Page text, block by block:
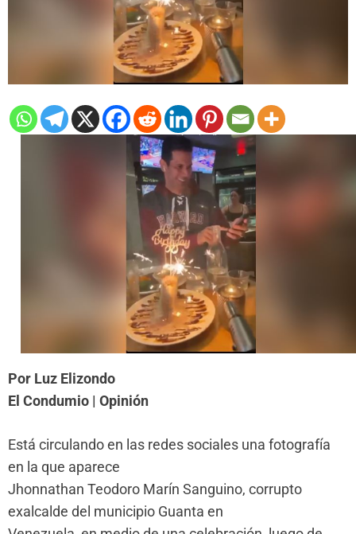
Por Luz Elizondo
El Condumio | Opinión
Está circulando en las redes sociales una fotografía
en la que aparece
Jhonnathan Teodoro Marín Sanguino, corrupto
exalcalde del municipio Guanta en